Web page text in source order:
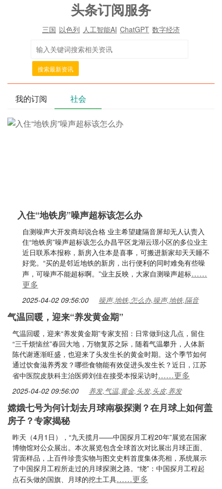
头条订阅服务
三国 以色列 人工智能AI ChatGPT 数字经济
搜索最新资讯
我的订阅 社会
入住“地铁房”噪声超标该怎么办
自测噪声大开发商却说合格 业主希望建隔音屏却无人认责入
住“地铁房”噪声超标该怎么办昌平区龙湖云璟小区的多位业主
近日联系本报称，新房入住本是喜事，可搬进新家却天天睡不
好觉。“买的是邻近地铁的新房，出行便利的同时难免有些噪
声，可噪声不能超标啊。”业主反映，大家自测噪声超标……
更多
2025-04-02 09:56:00 噪声,地铁,怎么办,噪声,地铁,隔音
气温回暖，迎来“养发黄金期”
气温回暖，迎来“养发黄金期”专家支招：日常做到这几点，留住
“三千烦恼丝”春回大地，万物复苏之际，随着气温攀升，人体新
陈代谢逐渐旺盛，也迎来了头发生长的黄金时期。这个季节如何
通过饮食滋养秀发？哪些食物能有效促进头发生长？近日，江苏
省中医院皮肤科主治医师刘佳在接受本报采访时……更多
2025-04-02 09:56:00 养发,气温,黄金,头发,头皮,养发
嫦娥七号为何计划去月球南极探测？在月球上如何盖
房子？专家揭秘
昨天（4月1日），“九天揽月——中国探月工程20年”展览在国家
博物馆对公众展出。本次展览包含全球首次对比展出月球正面、
背面样品，上百件珍贵实物与图文史料首度集体亮相，系统展示
了中国探月工程所走过的月球探测之路。“绕”：中国探月工程起
点石头做的国旗、月球的挖土工具……更多